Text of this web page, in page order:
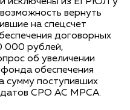
вернуть
на спецсчет
договорных
000 рублей,
об увеличении
обеспечения
сумму поступивших
СРО АС МРСА.